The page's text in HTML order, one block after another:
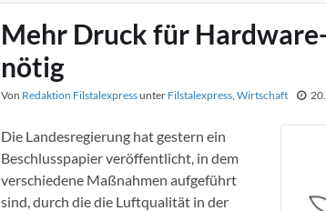
Mehr Druck für
nötig
Von Redaktion Filstalexpressunter Filstalexpress, Wirtschaft
Die Landesregierung hat gestern ein
Beschlusspapier veröffentlicht, in dem
verschiedene Maßnahmen aufgeführt
sind, durch die die Luftqualität in der